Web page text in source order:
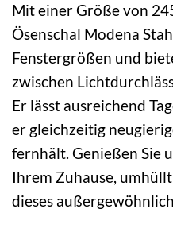
Mit einer Größe von
Ösenschal Modena
Fenstergrößen und
zwischen
Er lässt ausreichend
er gleichzeitig
fernhält. Genießen Sie
Ihrem Zuhause,
dieses